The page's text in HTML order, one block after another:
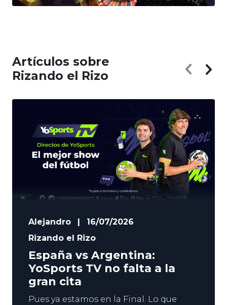
Artículos sobre
Rizando el Rizo
Alejandro
16/07/2026
Rizando el Rizo
España vs Argentina:
YoSports TV no falta a la
gran cita
Pues ya estamos en la Final. Lo que